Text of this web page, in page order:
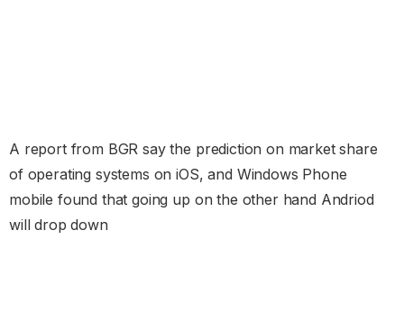
A report from BGR say the prediction on market share
of operating systems on iOS, and Windows Phone
mobile found that going up on the other hand Andriod
will drop down